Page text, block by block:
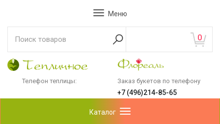
Меню
0
Телефон теплицы: Заказ букетов по телефону
+7 (496)214-85-65
Каталог